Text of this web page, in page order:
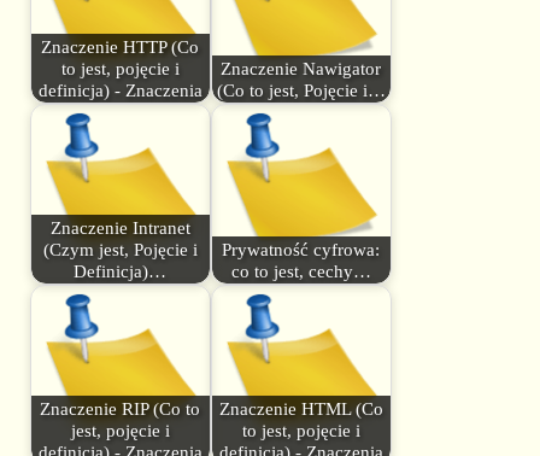
o
Znaczenie HTTP (Co
to jest, pojęcie i
definicja) - Znaczenia
Znaczenie Nawigator
(Co to jest, Pojęcie i…
Znaczenie Intranet
(Czym jest, Pojęcie i
Definicja)…
Prywatność cyfrowa:
co to jest, cechy…
Znaczenie RIP (Co to
jest, pojęcie i
definicja) - Znaczenia
Znaczenie HTML (Co
to jest, pojęcie i
definicja) - Znaczenia